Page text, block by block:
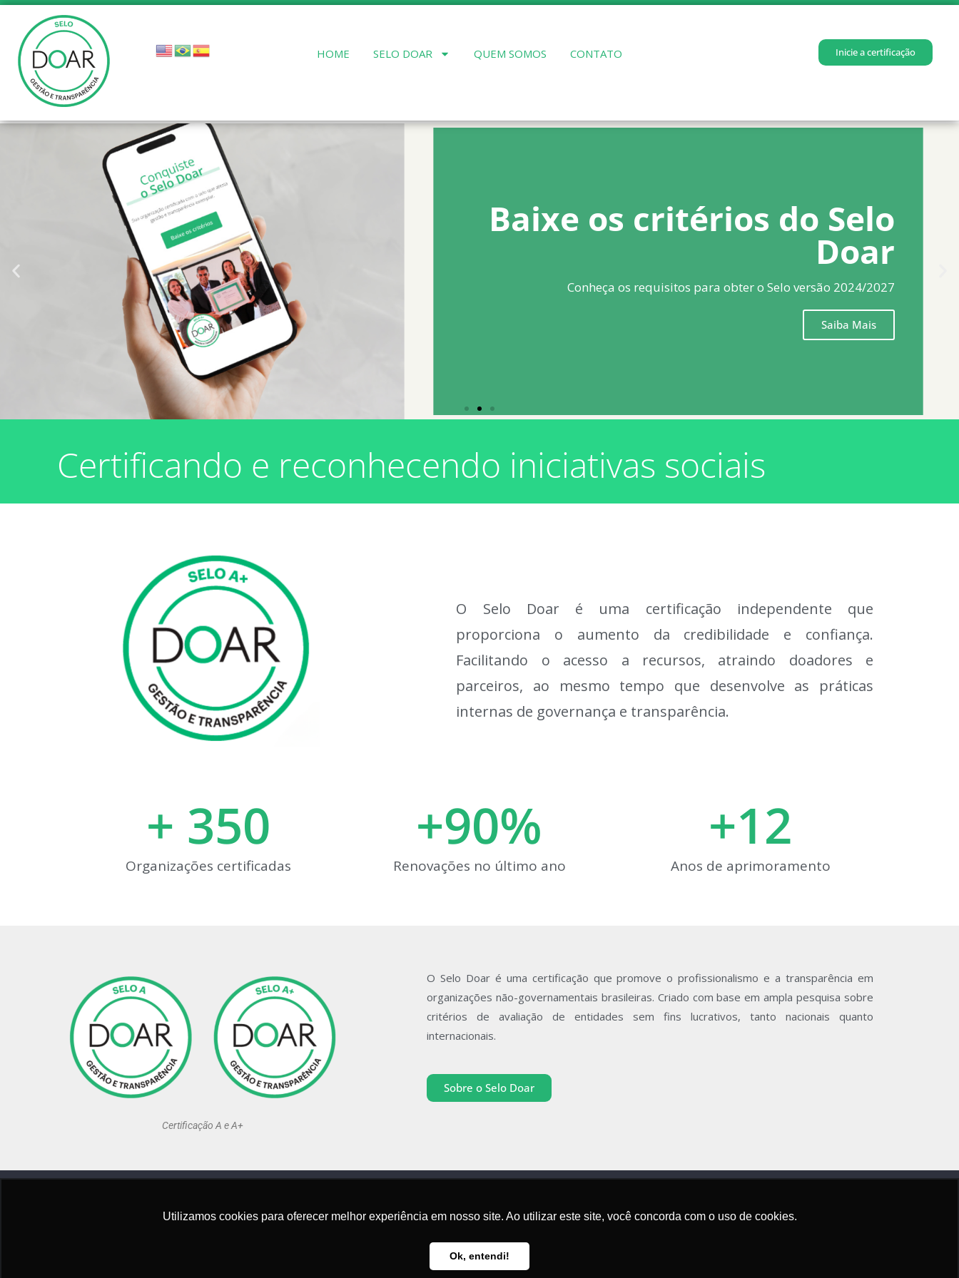
Utilizamos cookies para oferecer melhor experiência em nosso site. Ao utilizar este site, você concorda com o uso de cookies.
Ok, entendi!
HOME SELO DOAR QUEM SOMOS CONTATO Inicie a certificação
Baixe os critérios do Selo
Doar
Conheça os requisitos para obter o Selo versão 2024/2027
Saiba Mais
Certificando e reconhecendo iniciativas sociais
O Selo Doar é uma certificação independente que
proporciona o aumento da credibilidade e confiança.
Facilitando o acesso a recursos, atraindo doadores e
parceiros, ao mesmo tempo que desenvolve as práticas
internas de governança e transparência.
Organizações certificadas
+ 350
Renovações no último ano
+90%
Anos de aprimoramento
+12
Certificação A e A+
O Selo Doar é uma certificação que promove o profissionalismo e a transparência em
organizações não-governamentais brasileiras. Criado com base em ampla pesquisa sobre
critérios de avaliação de entidades sem fins lucrativos, tanto nacionais quanto
internacionais.
Sobre o Selo Doar
© 2024 Direitos Reservados paraCertificadora Social